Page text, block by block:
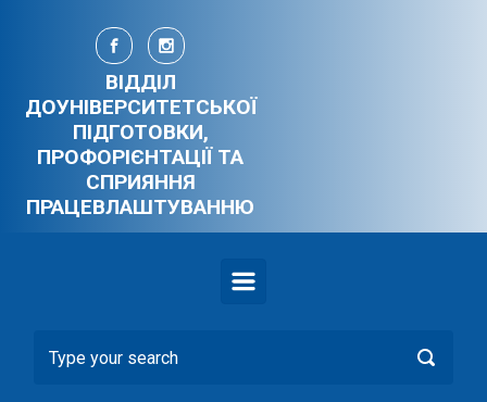
Skip to main content
ВІДДІЛ
ДОУНІВЕРСИТЕТСЬКОЇ
ПІДГОТОВКИ,
ПРОФОРІЄНТАЦІЇ ТА
СПРИЯННЯ
ПРАЦЕВЛАШТУВАННЮ